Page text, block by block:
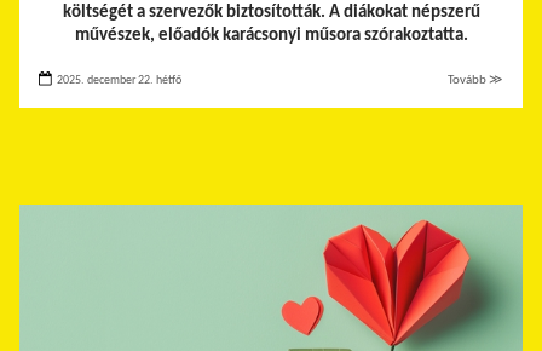
költségét a szervezők biztosították. A diákokat népszerű
művészek, előadók karácsonyi műsora szórakoztatta.
2025. december 22. hétfő Tovább ≫